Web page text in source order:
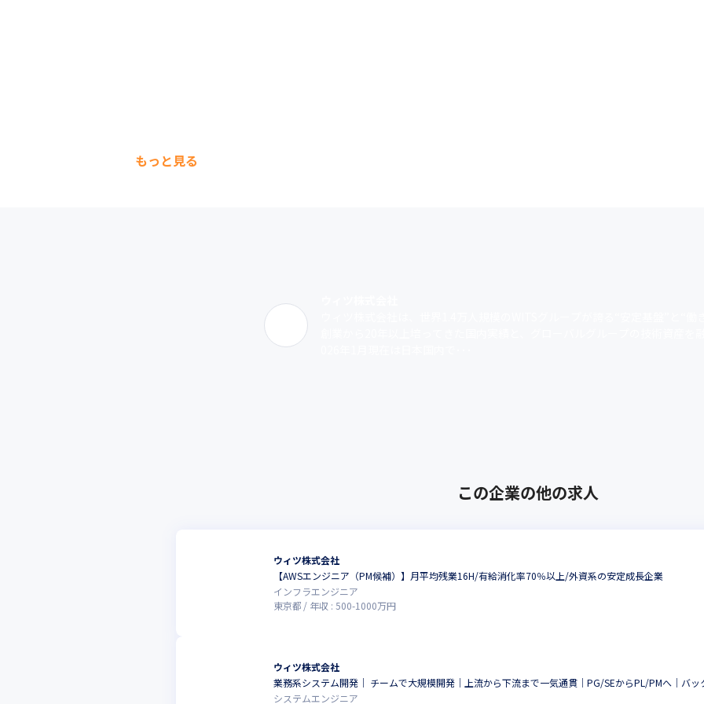
もっと見る
この企業の他の求人
ウィツ株式会社
【AWSエンジニア（PM候補）】月平均残業16H/有給消化率70％以上/外資系の安定成長企業
インフラエンジニア
東京都
年収 : 500-1000万円
ウィツ株式会社
業務系システム開発｜ チームで大規模開発｜上流から下流まで一気通貫｜PG/SEからPL/PMへ｜バッ
システムエンジニア